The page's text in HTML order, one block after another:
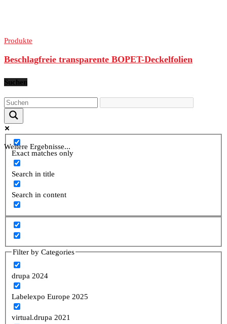
Produkte
Beschlagfreie transparente BOPET-Deckelfolien
Suchen
Weitere Ergebnisse...
Exact matches only
Search in title
Search in content
Filter by Categories
drupa 2024
Labelexpo Europe 2025
virtual.drupa 2021